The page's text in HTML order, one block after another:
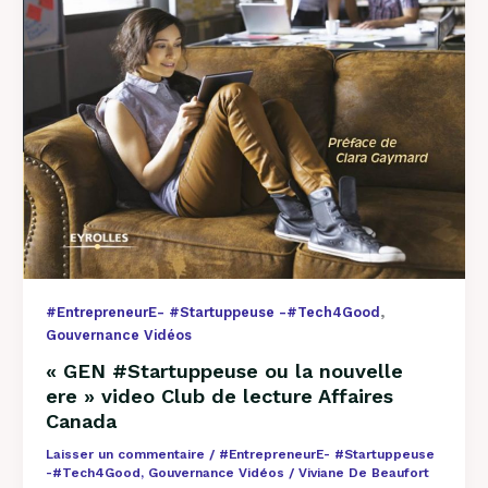
#EntrepreneurE- #Startuppeuse -#Tech4Good ,
Gouvernance Vidéos
« GEN #Startuppeuse ou la nouvelle
ere » video Club de lecture Affaires
Canada
Laisser un commentaire / #EntrepreneurE- #Startuppeuse
-#Tech4Good, Gouvernance Vidéos / Viviane De Beaufort
Affaires
Canada